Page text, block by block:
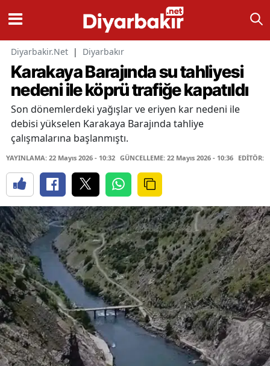
Diyarbakir.Net | Diyarbakır
Karakaya Barajında su tahliyesi
nedeni ile köprü trafiğe kapatıldı
Son dönemlerdeki yağışlar ve eriyen kar nedeni ile
debisi yükselen Karakaya Barajında tahliye
çalışmalarına başlanmıştı.
YAYINLAMA: 22 Mayıs 2026 - 10:32 GÜNCELLEME: 22 Mayıs 2026 - 10:36 EDİTÖR: